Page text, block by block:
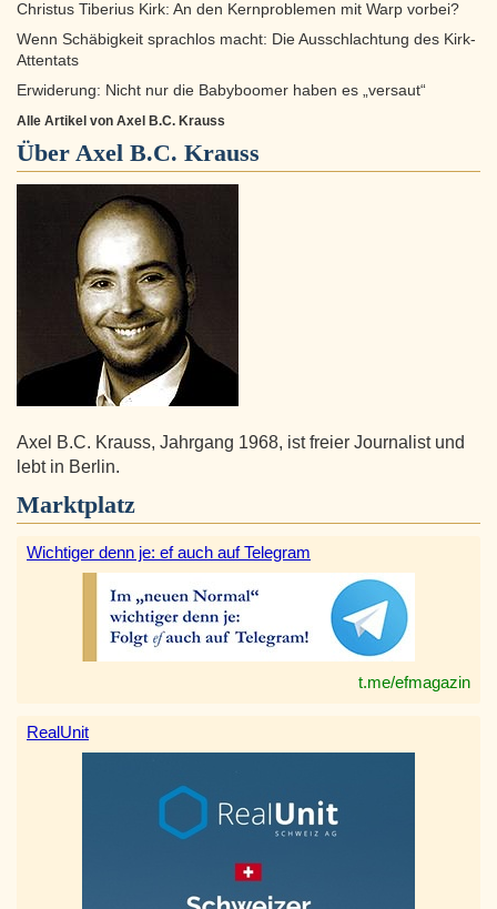
Christus Tiberius Kirk: An den Kernproblemen mit Warp vorbei?
Wenn Schäbigkeit sprachlos macht: Die Ausschlachtung des Kirk-
Attentats
Erwiderung: Nicht nur die Babyboomer haben es „versaut“
Alle Artikel von Axel B.C. Krauss
Über Axel B.C. Krauss
Axel B.C. Krauss, Jahrgang 1968, ist freier Journalist und
lebt in Berlin.
Marktplatz
Wichtiger denn je: ef auch auf Telegram
t.me/efmagazin
RealUnit